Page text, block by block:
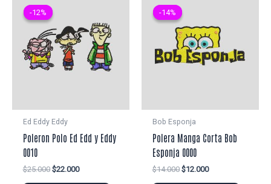
-12%
-12%
Ed Eddy Eddy
Poleron Polo Ed Edd y Eddy
0010
$25.000 El
$22.000El
-14%
-14%
Bob Esponja
Polera Manga Corta Bob
Esponja 0000
$14.000 El
$12.000El